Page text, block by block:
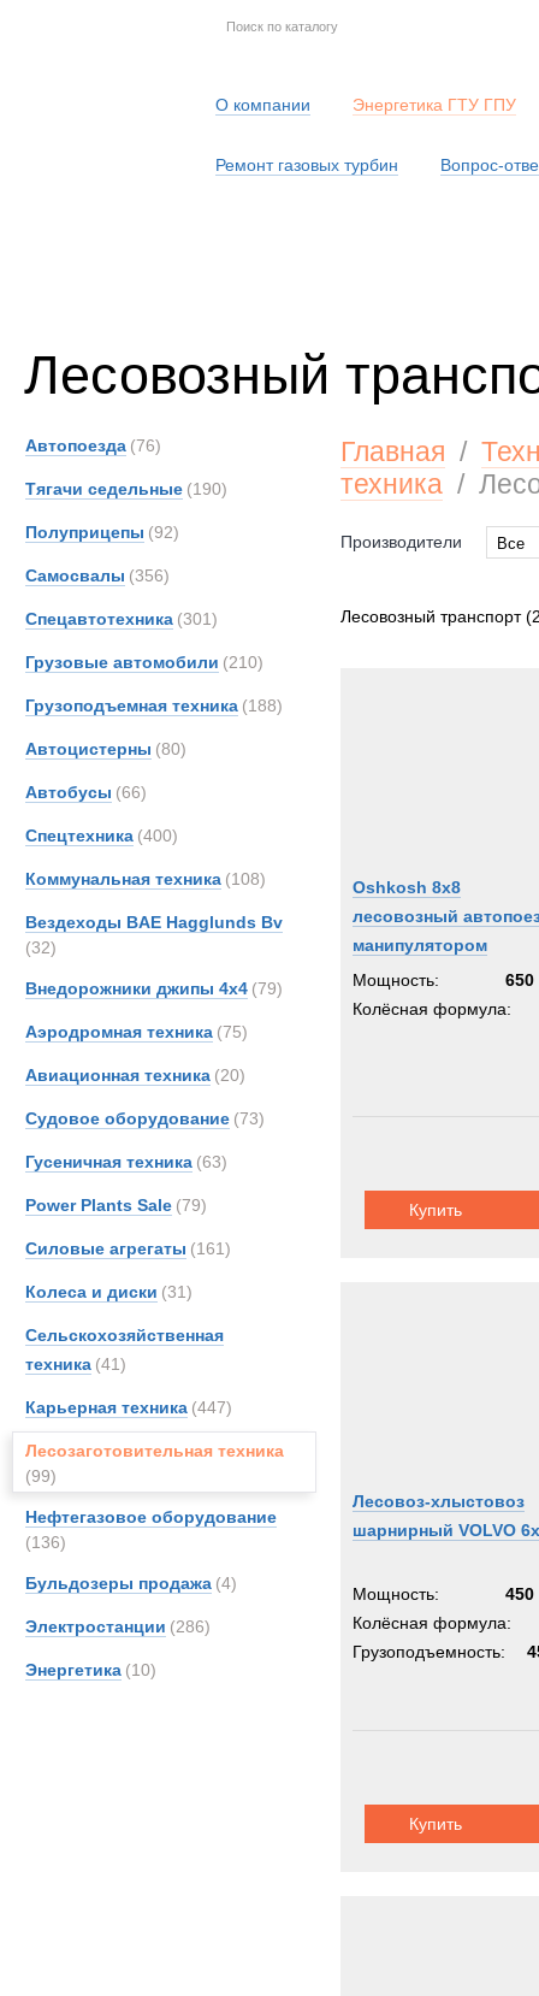
О компании Энергетика ГТУ ГПУ
Ремонт газовых турбин Вопрос-
Лесовозный
Автопоезда (76)
Тягачи седельные (190)
Полуприцепы (92)
Самосвалы (356)
Спецавтотехника (301)
Грузовые автомобили (210)
Грузоподъемная техника (188)
Автоцистерны (80)
Автобусы (66)
Спецтехника (400)
Коммунальная техника (108)
Вездеходы BAE Hagglunds Bv
(32)
Внедорожники джипы 4х4 (79)
Аэродромная техника (75)
Авиационная техника (20)
Судовое оборудование (73)
Гусеничная техника (63)
Power Plants Sale (79)
Силовые агрегаты (161)
Колеса и диски (31)
Сельскохозяйственная
техника (41)
Карьерная техника (447)
Лесозаготовительная техника
(99)
Нефтегазовое оборудование
(136)
Бульдозеры продажа (4)
Электростанции (286)
Энергетика (10)
Главная /
техника /
Производители
Все
Astra
Лесовозный транспорт
Oshkosh 8x8
лесовозный
манипулятором
Мощность:
650
Колёсная формула:
Купить
Лесовоз-хлыстовоз
шарнирный VOLVO
Мощность:
450
Колёсная формула:
Грузоподъемность:
Купить